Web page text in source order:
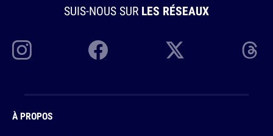
SUIS-NOUS SUR LES RÉSEAUX
À PROPOS